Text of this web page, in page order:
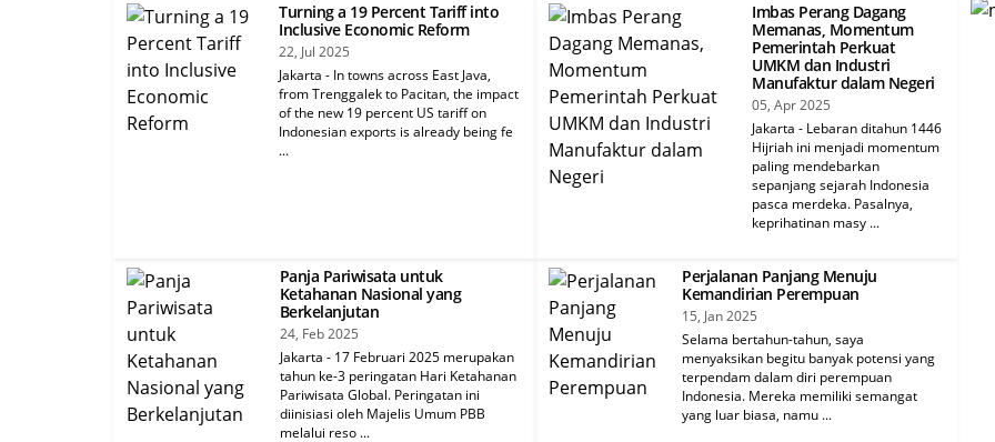
Turning a 19 Percent Tariff into
Inclusive Economic Reform
22, Jul 2025
Jakarta - In towns across East Java,
from Trenggalek to Pacitan, the impact
of the new 19 percent US tariff on
Indonesian exports is already being fe
...
Imbas Perang Dagang
Memanas, Momentum
Pemerintah Perkuat
UMKM dan Industri
Manufaktur dalam Negeri
05, Apr 2025
Jakarta - Lebaran ditahun 1446
Hijriah ini menjadi momentum
paling mendebarkan
sepanjang sejarah Indonesia
pasca merdeka. Pasalnya,
keprihatinan masy ...
Panja Pariwisata untuk
Ketahanan Nasional yang
Berkelanjutan
24, Feb 2025
Jakarta - 17 Februari 2025 merupakan
tahun ke-3 peringatan Hari Ketahanan
Pariwisata Global. Peringatan ini
diinisiasi oleh Majelis Umum PBB
melalui reso ...
Perjalanan Panjang Menuju
Kemandirian Perempuan
15, Jan 2025
Selama bertahun-tahun, saya
menyaksikan begitu banyak potensi yang
terpendam dalam diri perempuan
Indonesia. Mereka memiliki semangat
yang luar biasa, namu ...